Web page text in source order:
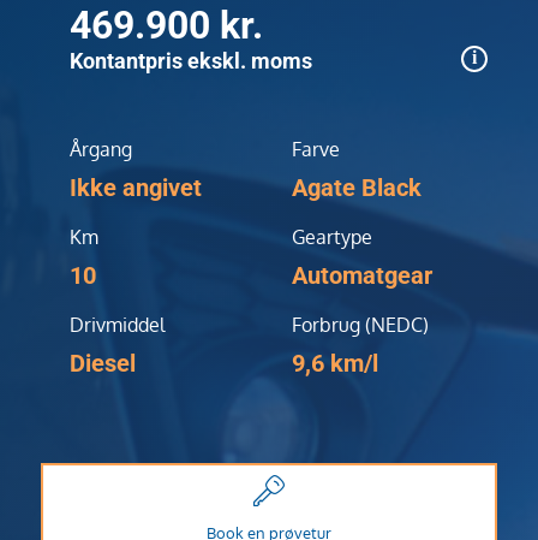
469.900 kr.
Kontantpris ekskl. moms
Årgang
Ikke angivet
Farve
Agate Black
Km
10
Geartype
Automatgear
Drivmiddel
Diesel
Forbrug (NEDC)
9,6 km/l
Book en prøvetur